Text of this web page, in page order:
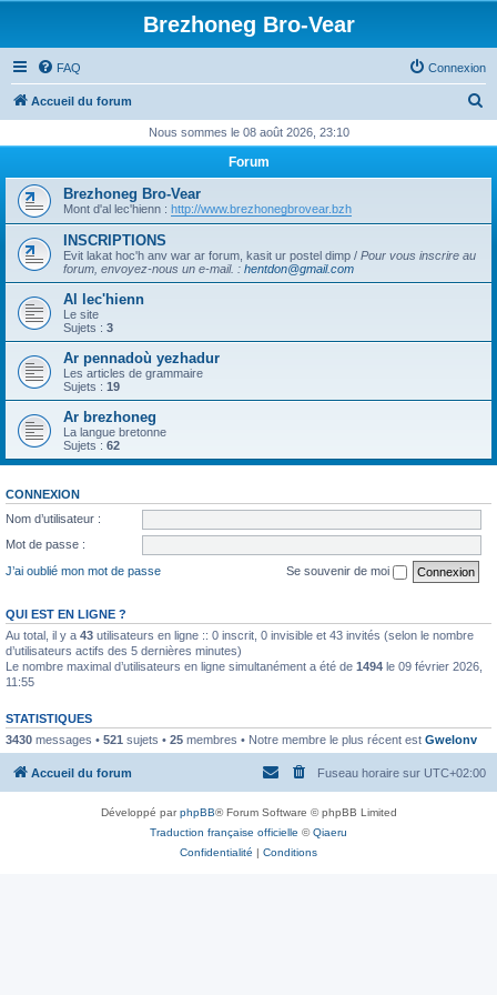
Brezhoneg Bro-Vear
FAQ Connexion
Accueil du forum
h
h
r
Nous sommes le 08 août 2026, 23:10
Forum
Brezhoneg Bro-Vear
Mont d'al lec'hienn : http://www.brezhonegbrovear.bzh
INSCRIPTIONS
Evit lakat hoc'h anv war ar forum, kasit ur postel dimp / Pour vous inscrire au
forum, envoyez-nous un e-mail. : hentdon@gmail.com
Al lec'hienn
Le site
Sujets : 3
Ar pennadoù yezhadur
Les articles de grammaire
Sujets : 19
Ar brezhoneg
La langue bretonne
Sujets : 62
CONNEXION
Nom d’utilisateur :
Mot de passe :
J’ai oublié mon mot de passe
Se souvenir de moi
QUI EST EN LIGNE ?
Au total, il y a 43 utilisateurs en ligne :: 0 inscrit, 0 invisible et 43 invités (selon le nombre
d’utilisateurs actifs des 5 dernières minutes)
Le nombre maximal d’utilisateurs en ligne simultanément a été de 1494 le 09 février 2026,
11:55
STATISTIQUES
3430 messages • 521 sujets • 25 membres • Notre membre le plus récent est Gwelonv
Accueil du forum Fuseau horaire sur UTC+02:00
Développé parphpBB® Forum Software © phpBB Limited
Traduction française officielle ©Qiaeru
Confidentialité | Conditions